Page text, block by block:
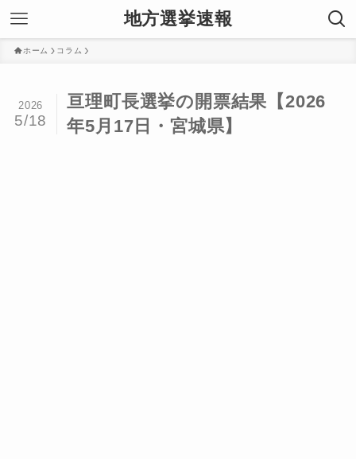
地方選挙速報
ホーム コラム
亘理町長選挙の開票結果【2026
年5月17日・宮城県】
2026
5/18